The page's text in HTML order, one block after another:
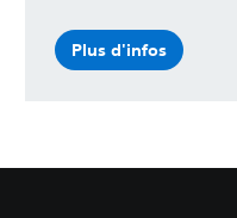
Plus d'infos